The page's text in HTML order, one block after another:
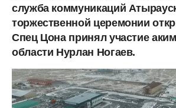
служба коммуникаций
торжественной церемонии
Спец Цона принял участие
области Нурлан Ногаев.